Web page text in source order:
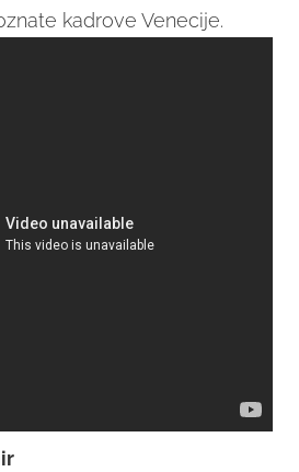
kadrove Venecije.